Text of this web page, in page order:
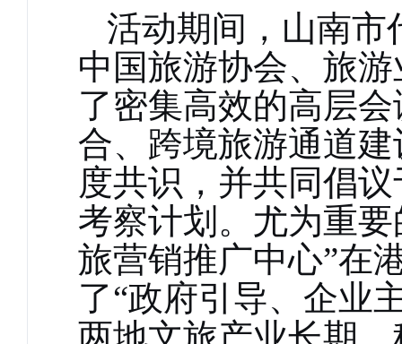
活动期间，山南市
中国旅游协会、旅
了密集高效的高层
合、跨境旅游通道
度共识，并共同倡议
考察计划。尤为重
旅营销推广中心”在
了“政府引导、企业